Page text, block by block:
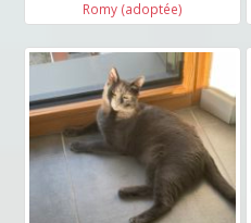
Romy (adoptée)